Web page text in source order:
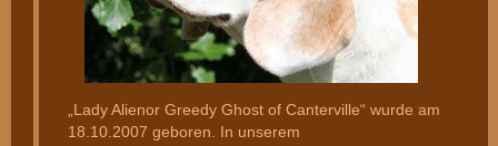
„Lady Alienor Greedy Ghost of Canterville“ wurde am
18.10.2007 geboren. In unserem